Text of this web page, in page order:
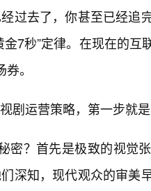
过去了，你甚至已经追
7秒”定律。在现在的互
。
剧运营策略，第一步就是
密？首先是极致的视觉
深知，现代观众的审美